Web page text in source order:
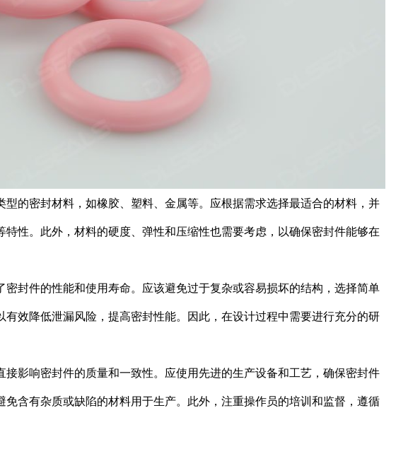
的密封材料，如橡胶、塑料、金属等。应根据需求选择最适合的材料，并
性。此外，材料的硬度、弹性和压缩性也需要考虑，以确保密封件能够在
封件的性能和使用寿命。应该避免过于复杂或容易损坏的结构，选择简单
效降低泄漏风险，提高密封性能。因此，在设计过程中需要进行充分的研
影响密封件的质量和一致性。应使用先进的生产设备和工艺，确保密封件
含有杂质或缺陷的材料用于生产。此外，注重操作员的培训和监督，遵循